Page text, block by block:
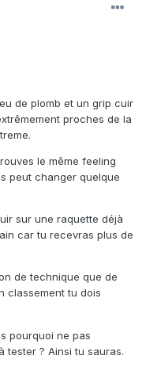
de plomb et un grip cuir
proches de la
le même feeling
peut changer quelque
sur une raquette déjà
car tu recevras plus de
de technique que de
classement tu dois
pourquoi ne pas
tester ? Ainsi tu sauras.